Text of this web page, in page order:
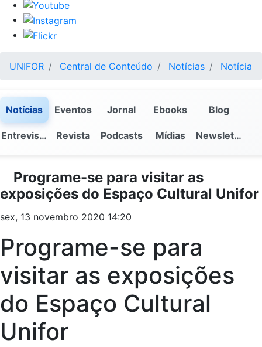
UNIFOR Central de Conteúdo Notícias Notícia
Notícias Eventos Jornal Ebooks Blog
Entrevistas Revista Podcasts Mídias Newsletter
Programe-se para visitar as
exposições do Espaço Cultural Unifor
sex, 13 novembro 2020 14:20
Programe-se para
visitar as exposições
do Espaço Cultural
Unifor